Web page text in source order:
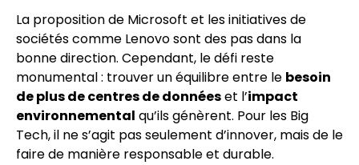
La proposition de Microsoft et les initiatives de
sociétés comme Lenovo sont des pas dans la
bonne direction. Cependant, le défi reste
monumental : trouver un équilibre entre le besoin
de plus de centres de donnéeset l’impact
environnemental qu’ils génèrent. Pour les Big
Tech, il ne s’agit pas seulement d’innover, mais de le
faire de manière responsable et durable.